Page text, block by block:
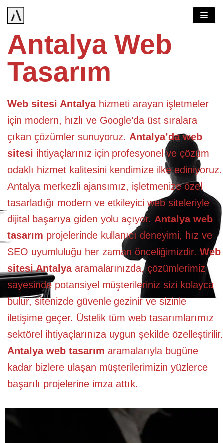
geç
Antalya Web
Tasarım
Web sitesi Antalyahizmeti arayan işletmeler
için modern, hızlı ve Google’da üst sıralara
çıkan çözümler sunuyoruz. Antalya’da web
sitesi ihtiyaçlarınız için profesyonel ve çözüm
odaklı hizmet kalitesini kendimize ilke ediniyoruz.
Antalya merkezli ajansımız, işletmenize özel
tasarladığı modern ve etkileyici web siteleriyle
dijital başarıya giden yolu açıyor. Antalya web
tasarım projelerinde kullanıcı deneyimi, hız ve
SEO uyumluluğu her zaman önceliğimizdir. Web
sitesi Antalya aramalarınızda, çözümlerimiz
sayesinde potansiyel müşterileriniz sizi kolayca
bulur, sitenizde güvenle gezinir ve sizinle
iletişime geçer. Üstelik tüm web tasarımlarımız
sektörel ihtiyaçlarınıza uygun şekilde özelleştirilir.
Antalya web tasarım aramalarıyla bugüne
kadar bizlere ulaşan müşterilerimizin yüzlerce
başarılı projelerine imza attık.